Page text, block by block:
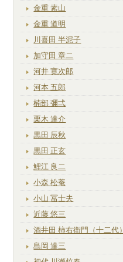
金重 素山
金重 道明
川喜田 半泥子
加守田 章二
河井 寛次郎
河本 五郎
楠部 彌弌
栗木 達介
黒田 辰秋
黒田 正玄
鯉江 良二
小森 松菴
小山 冨士夫
近藤 悠三
酒井田 柿右衛門（十二代）
島岡 達三